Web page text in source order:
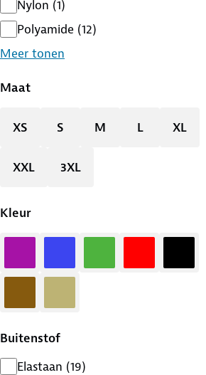
Nylon (1)
Polyamide (12)
Meer tonen
Maat
XS S M L XL
XXL 3XL
Kleur
Buitenstof
Elastaan (19)